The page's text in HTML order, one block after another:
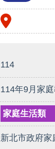
114
114年9月家
家庭生活類
新北市政府家